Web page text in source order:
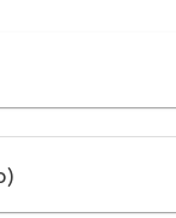
vos places en